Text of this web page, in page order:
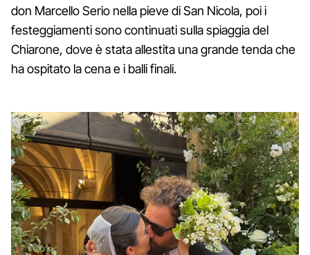
don Marcello Serio nella pieve di San Nicola, poi i
festeggiamenti sono continuati sulla spiaggia del
Chiarone, dove è stata allestita una grande tenda che
ha ospitato la cena e i balli finali.